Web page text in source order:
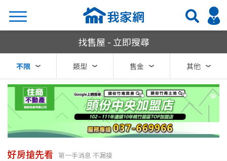
熱門關鍵字
我家網房屋買賣
找售屋 - 立即搜尋
不限 類型 售金 其他
好房搶先看 第一手消息 不漏接